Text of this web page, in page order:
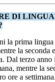
DI
la prima
la seconda
Dal terzo
mentre la
ore a settimana.